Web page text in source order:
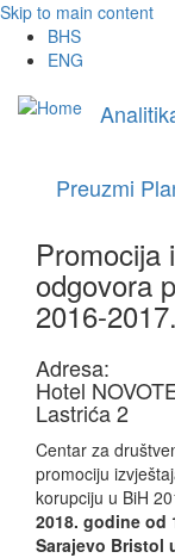
Skip to main content
BHS
ENG
Preuzmi
Promocija
odgovora
2016-
Adresa:
Hotel
Lastrića 2
Centar za
promociju
korupciju u BiH
2018. godine od
Sarajevo Bristol